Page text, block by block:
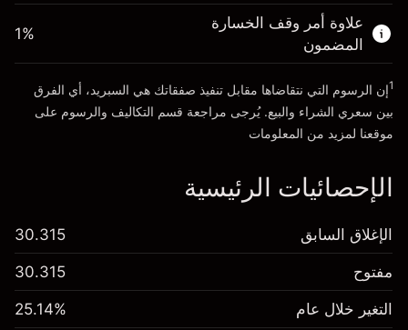
انتقل إلى المنصة
حجم الصفقة بالرافعة المالية ~
الأموال من الرافعة المالية ~ دولار
انتقل إلى المنصة
علاوة أمر وقف الخسارة
المضمون
1%
1إن الرسوم التي نتقاضاها مقابل تنفيذ صفقاتك هي السبريد، أي الفرق
بين سعري الشراء والبيع. يُرجى مراجعة قسم التكاليف والرسوم على
موقعنا لمزيد من المعلومات
الإحصائيات الرئيسية
الإغلاق السابق 30.315
مفتوح 30.315
التغير خلال عام 25.14%